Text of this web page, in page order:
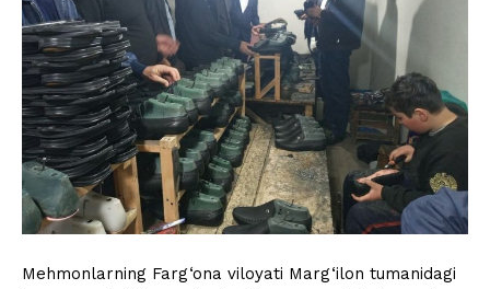
Mehmonlarning Farg‘ona viloyati Marg‘ilon tumanidagi